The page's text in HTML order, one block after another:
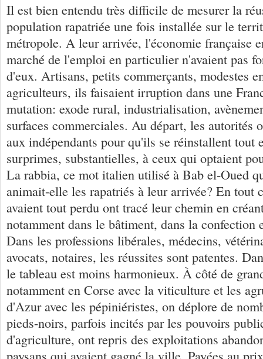
Il est bien entendu très difficile de mesurer la
population rapatriée une fois installée sur le
métropole. A leur arrivée, l'économie française
marché de l'emploi en particulier n'avaient pas
d'eux. Artisans, petits commerçants, modestes
agriculteurs, ils faisaient irruption dans une
mutation: exode rural, industrialisation,
surfaces commerciales. Au départ, les autorités
aux indépendants pour qu'ils se réinstallent tout
surprimes, substantielles, à ceux qui optaient
La rabbia, ce mot italien utilisé à Bab el-Oued
animait-elle les rapatriés à leur arrivée? En tout
avaient tout perdu ont tracé leur chemin en
notamment dans le bâtiment, dans la confection
Dans les professions libérales, médecins,
avocats, notaires, les réussites sont patentes.
le tableau est moins harmonieux. À côté de
notamment en Corse avec la viticulture et les
d'Azur avec les pépiniéristes, on déplore de
pieds-noirs, parfois incités par les pouvoirs
d'agriculture, ont repris des exploitations
paysans qui avaient gagné la ville. Payées au